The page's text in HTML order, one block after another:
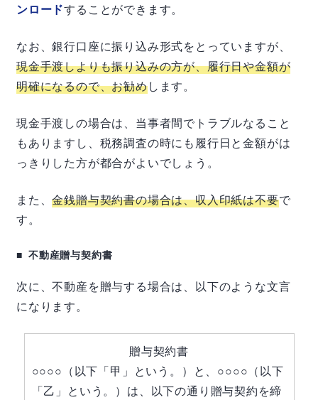
ンロードすることができます。
なお、銀行口座に振り込み形式をとっていますが、
現金手渡しよりも振り込みの方が、履行日や金額が
明確になるので、お勧めします。
現金手渡しの場合は、当事者間でトラブルなること
もありますし、税務調査の時にも履行日と金額がは
っきりした方が都合がよいでしょう。
また、金銭贈与契約書の場合は、収入印紙は不要で
す。
不動産贈与契約書
次に、不動産を贈与する場合は、以下のような文言
になります。
贈与契約書
○○○○（以下「甲」という。）と、○○○○（以下
「乙」という。）は、以下の通り贈与契約を締